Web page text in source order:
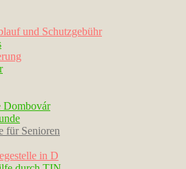
und Schutzgebühr
Dombovár
für Senioren
in D